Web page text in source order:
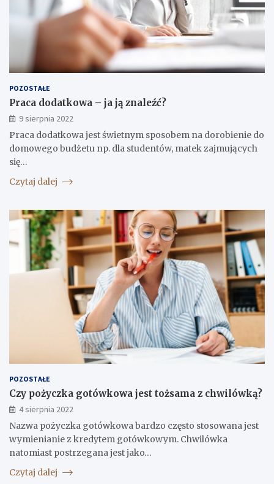
POZOSTAŁE
Praca dodatkowa – ja ją znaleźć?
9 sierpnia 2022
Praca dodatkowa jest świetnym sposobem na dorobienie do
domowego budżetu np. dla studentów, matek zajmujących
się…
Czytaj dalej
POZOSTAŁE
Czy pożyczka gotówkowa jest tożsama z chwilówką?
4 sierpnia 2022
Nazwa pożyczka gotówkowa bardzo często stosowana jest
wymienianie z kredytem gotówkowym. Chwilówka
natomiast postrzegana jest jako…
Czytaj dalej